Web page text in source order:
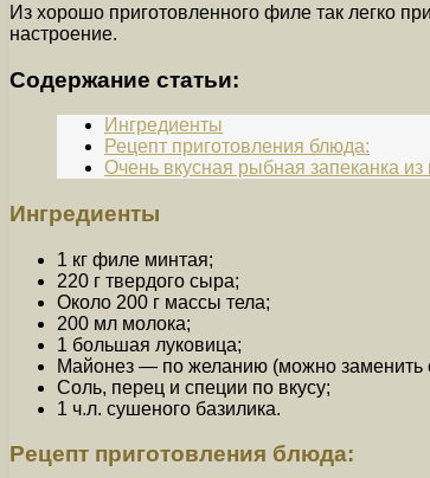
Из хорошо приготовленного филе так легко
настроение.
Содержание статьи:
Ингредиенты
Рецепт приготовления блюда:
Очень вкусная рыбная запеканка из
Ингредиенты
1 кг филе минтая;
220 г твердого сыра;
Около 200 г массы тела;
200 мл молока;
1 большая луковица;
Майонез — по желанию (можно заменить
Соль, перец и специи по вкусу;
1 ч.л. сушеного базилика.
Рецепт приготовления блюда: